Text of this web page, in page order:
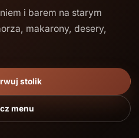
i barem na starym
makarony, desery,
stolik
menu